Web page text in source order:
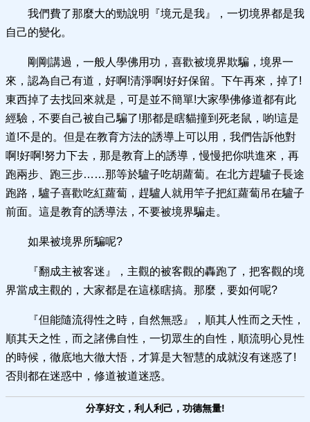
我們費了那麼大的勁說明『境元是我』，一切境界都是我
自己的變化。
剛剛講過，一般人學佛用功，喜歡被境界欺騙，境界一
來，認為自己有道，好啊!清淨啊!好好保留。下午再來，掉了!
東西掉了去找回來就是，可是並不簡單!大家學佛修道都有此
經驗，不要自己被自己騙了!那都是瞎貓撞到死老鼠，喲!這是
道!不是的。但是在教育方法的誘導上可以用，我們告訴他對
啊!好啊!努力下去，那是教育上的誘導，慢慢把你哄進來，再
跑兩步、跑三步……那等於驢子吃胡蘿蔔。在北方趕驢子長途
跑路，驢子喜歡吃紅蘿蔔，趕驢人就用竿子把紅蘿蔔吊在驢子
前面。這是教育的誘導法，不要被境界騙走。
如果被境界所騙呢?
『翻成主被客迷』，主觀的被客觀的轟跑了，把客觀的境
界當成主觀的，大家都是在這樣瞎搞。那麼，要如何呢?
『但能隨流得性之時，自然無惑』，順其人性而之天性，
順其天之性，而之諸佛自性，一切眾生的自性，順流明心見性
的時候，徹底地大徹大悟，才算是大智慧的成就沒有迷惑了!
否則都在迷惑中，修道被道迷惑。
分享好文，利人利己，功德無量!